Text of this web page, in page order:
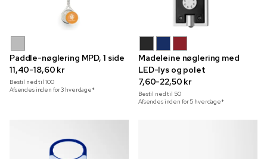
Paddle-nøglering MPD, 1 side
11,40-18,60 kr
Bestil ned til 100
Afsendes inden for 3 hverdage*
Madeleine nøglering med
LED-lys og polet
7,60-22,50 kr
Bestil ned til 50
Afsendes inden for 5 hverdage*